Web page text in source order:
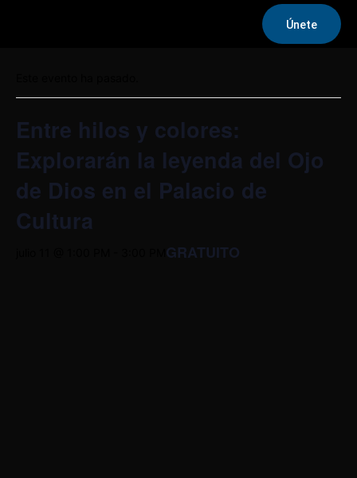
Únete
Entre hilos y colores:
Explorarán la leyenda del Ojo
de Dios en el Palacio de
Cultura
GRATUITO